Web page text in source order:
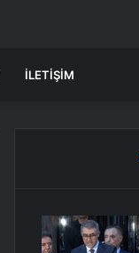
İLETIŞIM